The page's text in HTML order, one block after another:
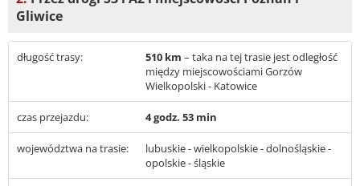
Gliwice
długość trasy: 510 km – taka na tej trasie jest odległość
między miejscowościami Gorzów
Wielkopolski - Katowice
czas przejazdu: 4 godz. 53 min
województwa na trasie:
lubuskie - wielkopolskie - dolnośląskie -
opolskie - śląskie